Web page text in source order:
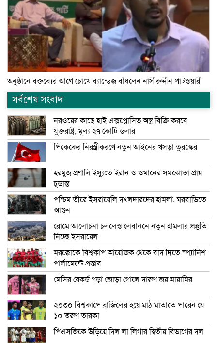
অনুষ্ঠানে বক্তব্যের আগে চোখে ব্যান্ডেজ বাঁধলেন নাসীরুদ্দীন পাটওয়ারী
সর্বশেষ সংবাদ
নরওয়ের কাছে হাই এক্সপ্লোসিভ অস্ত্র বিক্রি করবে
যুক্তরাষ্ট্র, মূল্য ২৭ কোটি ডলার
পিকেকের নিরস্ত্রীকরণে নতুন আইনের খসড়া তুরস্কের
হরমুজ প্রণালি ইস্যুতে ইরান ও ওমানের সমঝোতা প্রায়
চূড়ান্ত
পশ্চিম তীরে ইসরায়েলি দখলদারদের হামলা, ঘরবাড়িতে
আগুন
রোমে আলোচনা চললেও লেবাননে নতুন হামলার প্রস্তুতি
নিচ্ছে ইসরায়েল
মরক্কোকে বিশ্বকাপ আয়োজক থেকে বাদ দিতে স্প্যানিশ
পার্লামেন্টে প্রস্তাব
মেসির রেকর্ড গড়া জোড়া গোলে দারুণ জয় মায়ামির
২০৩০ বিশ্বকাপে ব্রাজিলের হয়ে মাঠ মাতাতে পারেন যে
১০ তরুণ তারকা
পিএসজিকে উড়িয়ে দিল লা লিগার দ্বিতীয় বিভাগের দল